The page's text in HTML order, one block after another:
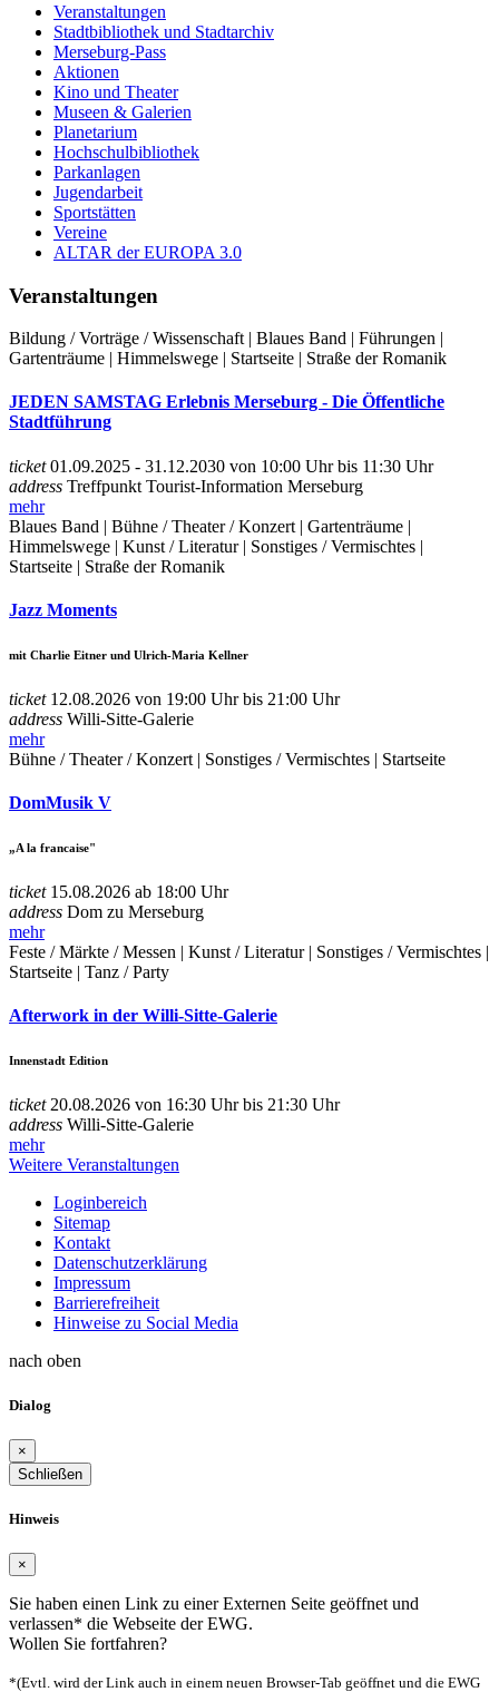
Veranstaltungen
Stadtbibliothek und Stadtarchiv
Merseburg-Pass
Aktionen
Kino und Theater
Museen & Galerien
Planetarium
Hochschulbibliothek
Parkanlagen
Jugendarbeit
Sportstätten
Vereine
ALTAR der EUROPA 3.0
Veranstaltungen
Bildung / Vorträge / Wissenschaft | Blaues Band | Führungen |
Gartenträume | Himmelswege | Startseite | Straße der Romanik
JEDEN SAMSTAG Erlebnis Merseburg - Die Öffentliche
Stadtführung
ticket01.09.2025 - 31.12.2030 von 10:00 Uhr bis 11:30 Uhr
address Treffpunkt Tourist-Information Merseburg
mehr
Blaues Band | Bühne / Theater / Konzert | Gartenträume |
Himmelswege | Kunst / Literatur | Sonstiges / Vermischtes |
Startseite | Straße der Romanik
Jazz Moments
mit Charlie Eitner und Ulrich-Maria Kellner
ticket12.08.2026 von 19:00 Uhr bis 21:00 Uhr
address Willi-Sitte-Galerie
mehr
Bühne / Theater / Konzert | Sonstiges / Vermischtes | Startseite
DomMusik V
„A la francaise"
ticket15.08.2026 ab 18:00 Uhr
address Dom zu Merseburg
mehr
Feste / Märkte / Messen | Kunst / Literatur | Sonstiges / Vermischtes |
Startseite | Tanz / Party
Afterwork in der Willi-Sitte-Galerie
Innenstadt Edition
ticket20.08.2026 von 16:30 Uhr bis 21:30 Uhr
address Willi-Sitte-Galerie
mehr
Weitere Veranstaltungen
Loginbereich
Sitemap
Kontakt
Datenschutzerklärung
Impressum
Barrierefreiheit
Hinweise zu Social Media
nach oben
Dialog
×
Schließen
Hinweis
×
Sie haben einen Link zu einer Externen Seite geöffnet und
verlassen* die Webseite der EWG.
Wollen Sie fortfahren?
*(Evtl. wird der Link auch in einem neuen Browser-Tab geöffnet und die EWG